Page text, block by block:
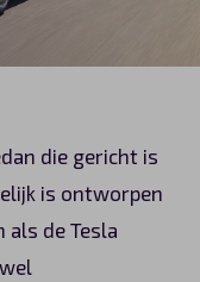
die gericht is
is ontworpen
de Tesla